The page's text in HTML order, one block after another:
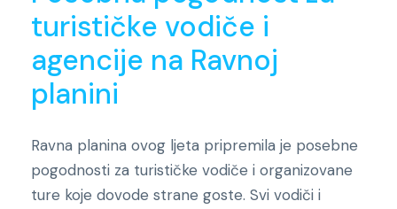
turističke vodiče i
agencije na Ravnoj
planini
Ravna planina ovog ljeta pripremila je posebne
pogodnosti za turističke vodiče i organizovane
ture koje dovode strane goste. Svi vodiči i